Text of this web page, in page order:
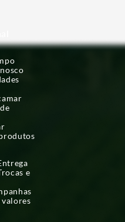
e
valores